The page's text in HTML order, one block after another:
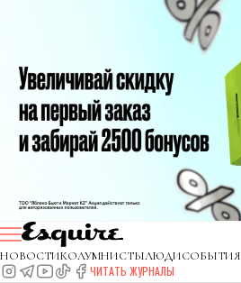
НОВОСТИКОЛУМНИСТЫЛЮДИСОБЫТИЯ
ЧИТАТЬ ЖУРНАЛЫ